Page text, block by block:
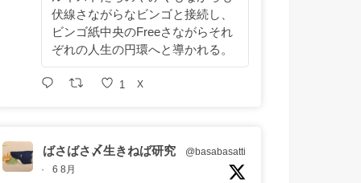
伏線さながらなビンゴと接続し、
ビンゴ紙中央のFreeさながらそれ
ぞれの人生の円環へと導かれる。
1 X
ばさばさ〆生きねば研究
@basabasatti
·
6 8月